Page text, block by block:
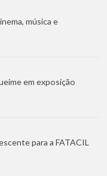
música e
em exposição
para a FATACIL